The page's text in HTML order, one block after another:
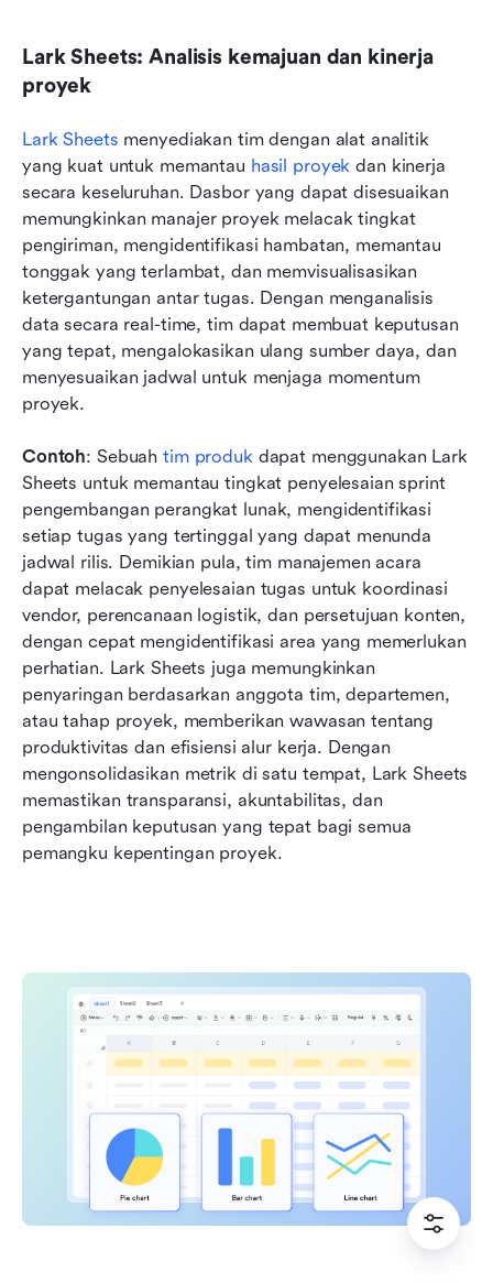
Lark Sheets: Analisis kemajuan dan kinerja
proyek
Lark Sheets menyediakan tim dengan alat analitik
yang kuat untuk memantau hasil proyek dan kinerja
secara keseluruhan. Dasbor yang dapat disesuaikan
memungkinkan manajer proyek melacak tingkat
pengiriman, mengidentifikasi hambatan, memantau
tonggak yang terlambat, dan memvisualisasikan
ketergantungan antar tugas. Dengan menganalisis
data secara real-time, tim dapat membuat keputusan
yang tepat, mengalokasikan ulang sumber daya, dan
menyesuaikan jadwal untuk menjaga momentum
proyek.
Contoh: Sebuah tim produk dapat menggunakan Lark
Sheets untuk memantau tingkat penyelesaian sprint
pengembangan perangkat lunak, mengidentifikasi
setiap tugas yang tertinggal yang dapat menunda
jadwal rilis. Demikian pula, tim manajemen acara
dapat melacak penyelesaian tugas untuk koordinasi
vendor, perencanaan logistik, dan persetujuan konten,
dengan cepat mengidentifikasi area yang memerlukan
perhatian. Lark Sheets juga memungkinkan
penyaringan berdasarkan anggota tim, departemen,
atau tahap proyek, memberikan wawasan tentang
produktivitas dan efisiensi alur kerja. Dengan
mengonsolidasikan metrik di satu tempat, Lark Sheets
memastikan transparansi, akuntabilitas, dan
pengambilan keputusan yang tepat bagi semua
pemangku kepentingan proyek.